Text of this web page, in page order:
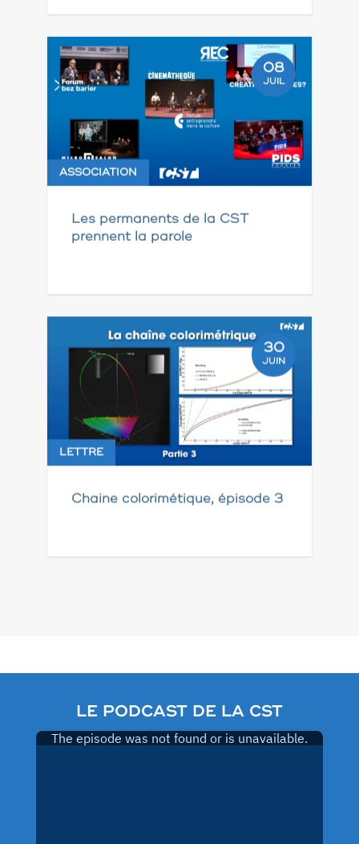
08
JUIL
ASSOCIATION
Les permanents de la CST
prennent la parole
30
JUIN
LETTRE
Chaine colorimétique, épisode 3
LE PODCAST DE LA CST